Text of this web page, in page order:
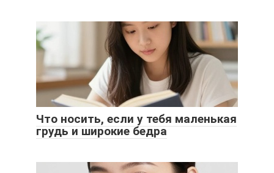
Что носить, если у тебя маленькая
грудь и широкие бедра